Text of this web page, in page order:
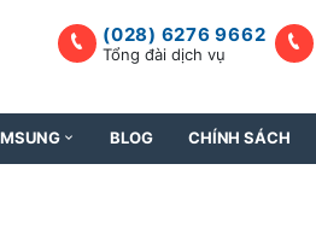
(028) 6276 9662
Tổng đài dịch vụ
BLOG CHÍNH SÁCH